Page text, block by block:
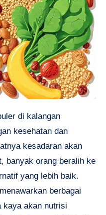
di kalangan
kesehatan dan
kesadaran akan
banyak orang beralih ke
yang lebih baik.
berbagai
kaya akan nutrisi